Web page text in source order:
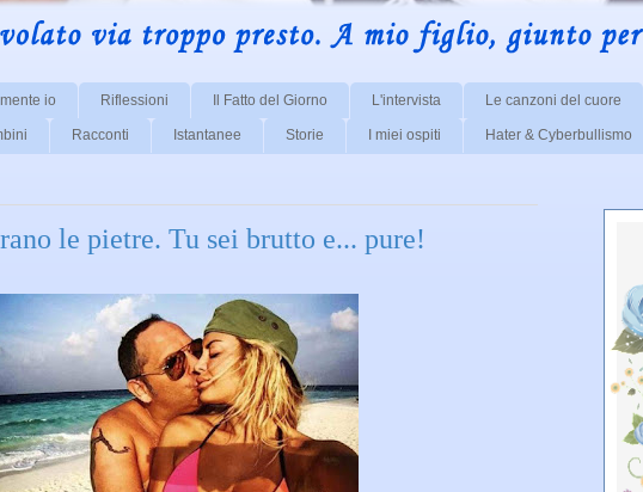
io Riflessioni Il Fatto del Giorno L'intervista Le canzoni del cuore
Racconti Istantanee Storie I miei ospiti Hater & Cyberbullismo
le pietre. Tu sei brutto e... pure!